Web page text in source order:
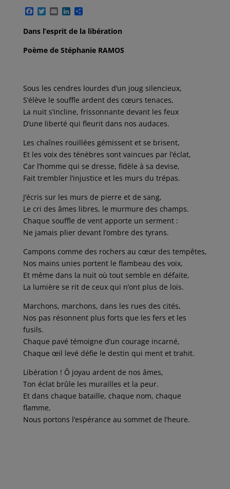
F
c
e
o
T
i
t
e
E
a
i
L
n
k
d
P
r
t
g
Dans l’esprit de la libération
Poème de Stéphanie RAMOS
Sous les cendres lourdes d’un joug silencieux,
S’élève le souffle ardent des cœurs tenaces,
La nuit s’incline, frissonnante devant les feux
D’une liberté qui fleurit dans nos audaces.
Les chaînes rouillées gémissent et se brisent,
Et les voix des ténèbres sont vaincues par l’éclat,
Car l’homme qui se dresse, fidèle à sa devise,
Fait trembler l’injustice et les murs du trépas.
J’écris sur les murs de pierre et de sang,
Le cri des âmes libres, le murmure des champs.
Chaque souffle de vent apporte un serment :
Ne jamais plier devant l’ombre des tyrans.
Campons comme des rochers au cœur des tempêtes,
Nos mains unies portent le flambeau des voix,
Et même dans la nuit où tout semble en défaite,
La lumière se rit de ceux qui n’ont plus de lois.
Marchons, marchons, dans les rues des cités,
Nos pas résonnent plus forts que les fers et les
fusils.
Chaque pavé témoigne d’un courage incarné,
Chaque œil levé défie le destin qui ment et trahit.
Libération ! Ô joyau ardent de nos âmes,
Ton éclat brûle les murailles et la peur.
Et dans chaque bataille, chaque nom, chaque
flamme,
Nous portons l’espérance au sommet de l’heure.